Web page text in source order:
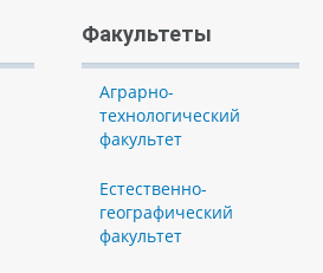
Факультеты
Аграрно-
технологический
факультет
Естественно-
географический
факультет